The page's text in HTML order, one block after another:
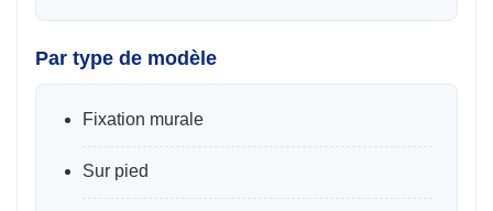
Par type de modèle
Fixation murale
Sur pied